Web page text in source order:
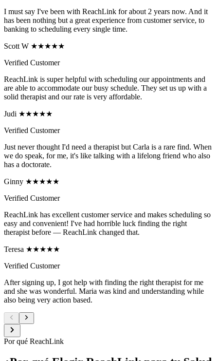
I must say I've been with ReachLink for about 2 years now. And it
has been nothing but a great experience from customer service, to
banking to scheduling every single time.
Scott W ★★★★★
Verified Customer
ReachLink is super helpful with scheduling our appointments and
are able to accommodate our busy schedule. They set us up with a
solid therapist and our rate is very affordable.
Judi ★★★★★
Verified Customer
Just never thought I'd need a therapist but Carla is a rare find. When
we do speak, for me, it's like talking with a lifelong friend who also
has a doctorate.
Ginny ★★★★★
Verified Customer
ReachLink has excellent customer service and makes scheduling so
easy and convenient! I've had horrible luck finding the right
therapist before — ReachLink changed that.
Teresa ★★★★★
Verified Customer
After signing up, I got help with finding the right therapist for me
and she was wonderful. Maria was kind and understanding while
also being very action based.
Por qué ReachLink